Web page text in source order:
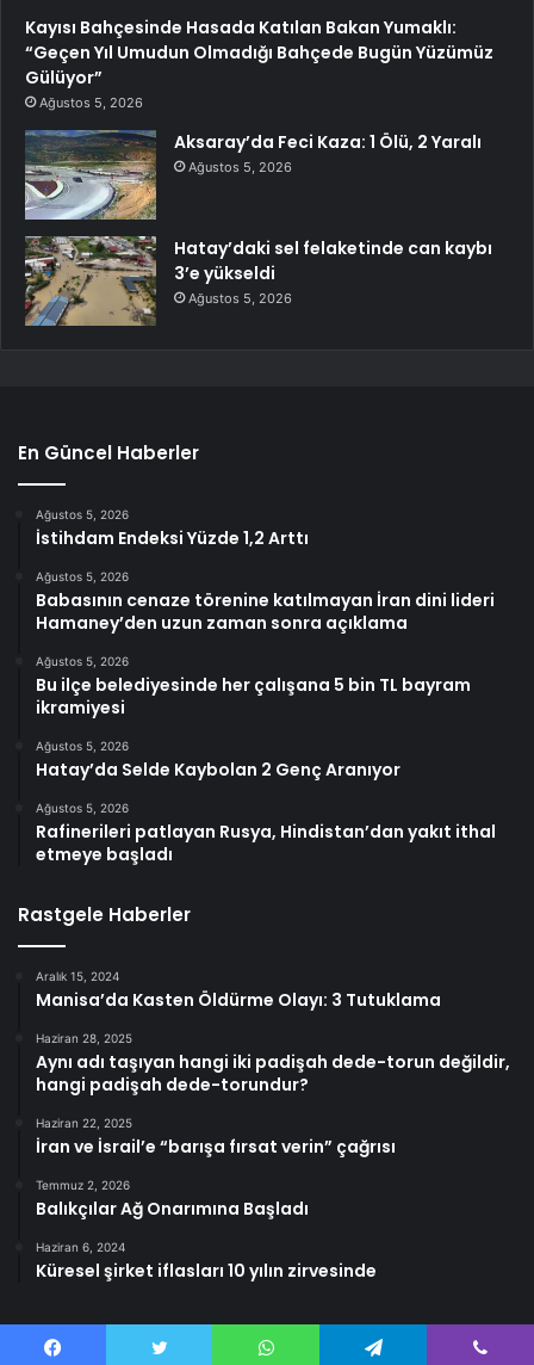
Kayısı Bahçesinde Hasada Katılan Bakan Yumaklı:
“Geçen Yıl Umudun Olmadığı Bahçede Bugün Yüzümüz
Gülüyor”
Ağustos 5, 2026
Aksaray’da Feci Kaza: 1 Ölü, 2 Yaralı
Ağustos 5, 2026
Hatay’daki sel felaketinde can kaybı
3’e yükseldi
Ağustos 5, 2026
En Güncel Haberler
Ağustos 5, 2026
İstihdam Endeksi Yüzde 1,2 Arttı
Ağustos 5, 2026
Babasının cenaze törenine katılmayan İran dini lideri
Hamaney’den uzun zaman sonra açıklama
Ağustos 5, 2026
Bu ilçe belediyesinde her çalışana 5 bin TL bayram
ikramiyesi
Ağustos 5, 2026
Hatay’da Selde Kaybolan 2 Genç Aranıyor
Ağustos 5, 2026
Rafinerileri patlayan Rusya, Hindistan’dan yakıt ithal
etmeye başladı
Rastgele Haberler
Aralık 15, 2024
Manisa’da Kasten Öldürme Olayı: 3 Tutuklama
Haziran 28, 2025
Aynı adı taşıyan hangi iki padişah dede-torun değildir,
hangi padişah dede-torundur?
Haziran 22, 2025
İran ve İsrail’e “barışa fırsat verin” çağrısı
Temmuz 2, 2026
Balıkçılar Ağ Onarımına Başladı
Haziran 6, 2024
Küresel şirket iflasları 10 yılın zirvesinde